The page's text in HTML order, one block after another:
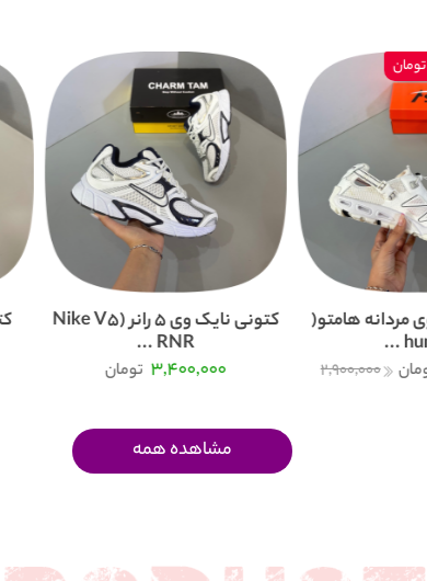
مردانه هامتو(
2,900,000
کتونی نایک وی 5 رانر (Nike V5
RNR ...
3,400,000 تومان
مشاهده همه